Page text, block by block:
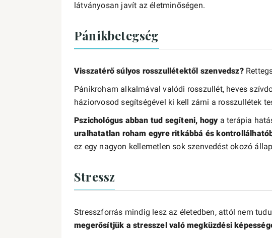
látványosan javít az életminőségen.
Pánikbetegség
Visszatérő súlyos rosszullétektől szenvedsz?
Pánikroham alkalmával valódi rosszullét, heves
háziorvosod segítségével ki kell zárni a rosszullétek
Pszichológus abban tud segíteni, hogya terápia
uralhatatlan roham egyre ritkábbá és
ez egy nagyon kellemetlen sok szenvedést okozó
Stressz
Stresszforrás mindig lesz az életedben, attól nem
megerősítjük a stresszel való megküzdési